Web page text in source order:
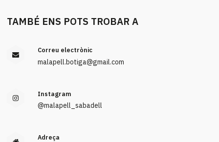
TAMBÉ ENS POTS TROBAR A
Correu electrònic
malapell.botiga@gmail.com
Instagram
@malapell_sabadell
Adreça